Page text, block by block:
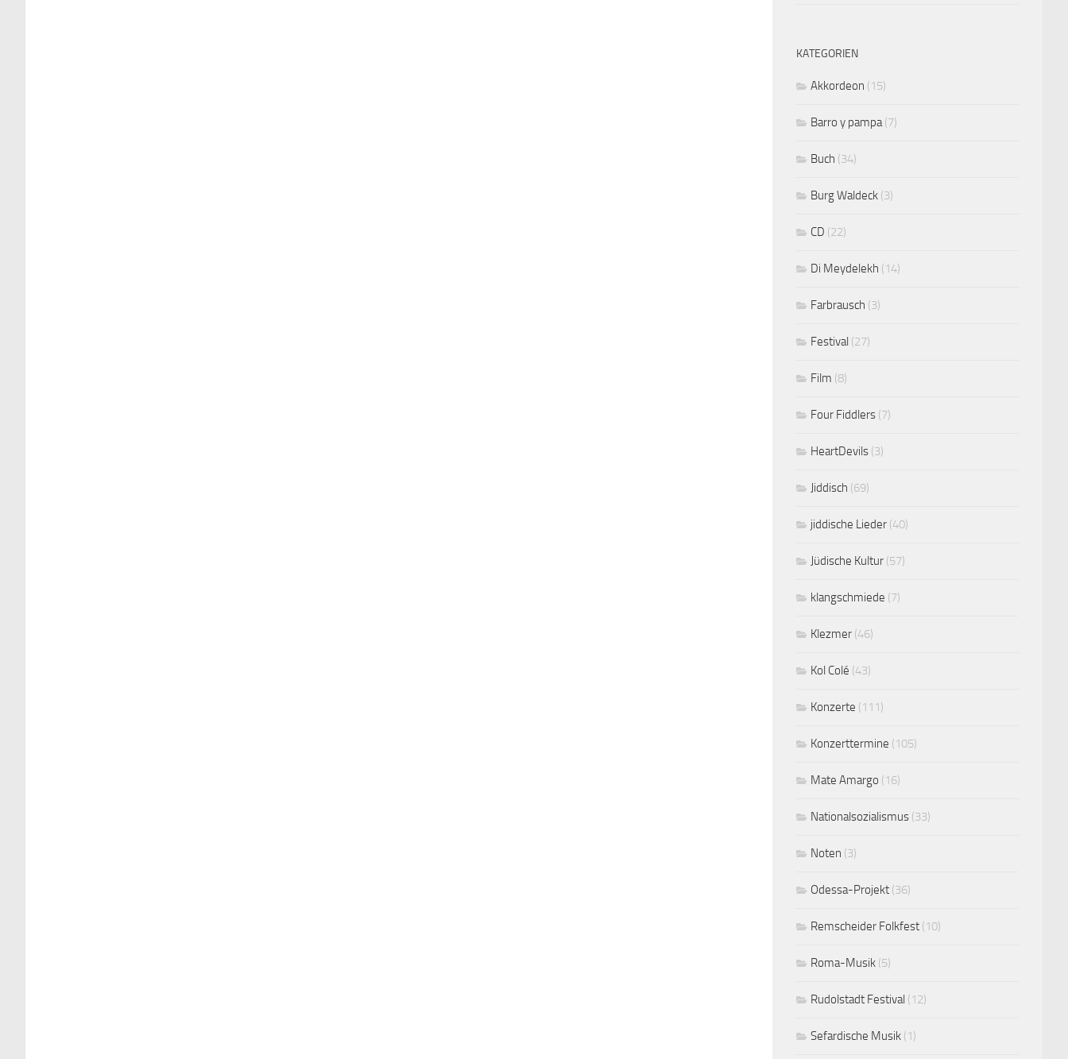
KATEGORIEN
Akkordeon (15)
Barro y pampa (7)
Buch (34)
Burg Waldeck (3)
CD (22)
Di Meydelekh (14)
Farbrausch (3)
Festival (27)
Film (8)
Four Fiddlers (7)
HeartDevils (3)
Jiddisch (69)
jiddische Lieder (40)
Jüdische Kultur (57)
klangschmiede (7)
Klezmer (46)
Kol Colé (43)
Konzerte (111)
Konzerttermine (105)
Mate Amargo (16)
Nationalsozialismus (33)
Noten (3)
Odessa-Projekt (36)
Remscheider Folkfest (10)
Roma-Musik (5)
Rudolstadt Festival (12)
Sefardische Musik (1)